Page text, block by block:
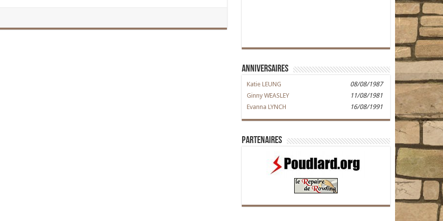
Anniversaires
Katie LEUNG
08/08/1987
Ginny WEASLEY
11/08/1981
Evanna LYNCH
16/08/1991
Partenaires